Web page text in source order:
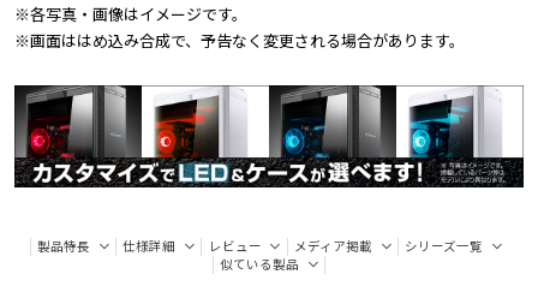
※各写真・画像はイメージです。
※画面ははめ込み合成で、予告なく変更される場合があります。
製品特長 仕様詳細 レビュー メディア掲載
シリーズ一覧
似ている製品